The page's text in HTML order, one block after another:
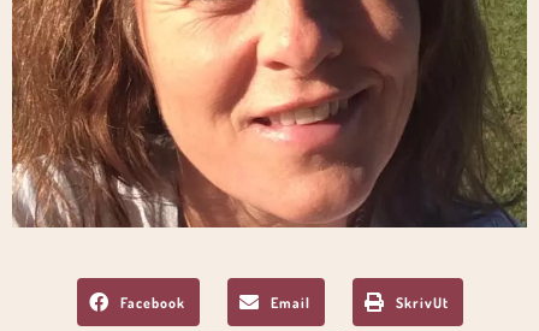
Facebook Email SkrivUt